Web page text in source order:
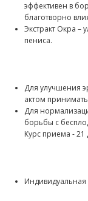
эффективен в
благотворно
Экстракт Окра –
пениса.
Для улучшения
актом принимать
Для
борьбы с
Курс приема - 21